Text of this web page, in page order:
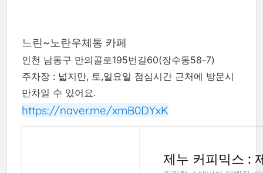
느린~노란우체통 카페
인천 남동구 만의골로195번길60(장수동58-7)
주차장 : 넓지만, 토,일요일 점심시간 근처에 방문시
만차일 수 있어요.
https://naver.me/xmB0DYxK
제누 커피믹스 :